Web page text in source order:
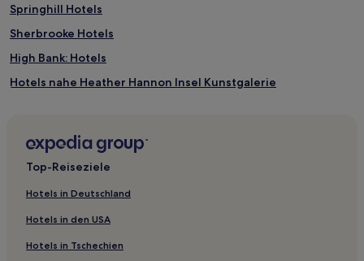
Springhill Hotels
Sherbrooke Hotels
High Bank: Hotels
Hotels nahe Heather Hannon Insel Kunstgalerie
Bridgetown Hotels
Alma Hotels
Valley Hotels
Top-Reiseziele
Hotels in Deutschland
Hotels in den USA
Hotels in Tschechien